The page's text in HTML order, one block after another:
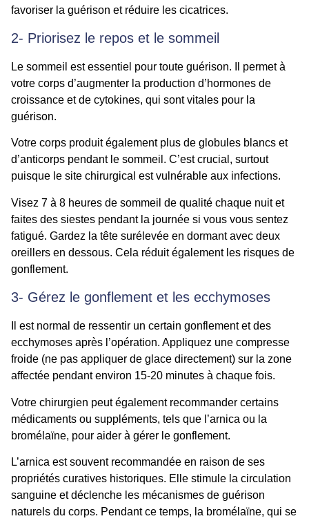
favoriser la guérison et réduire les cicatrices.
2- Priorisez le repos et le sommeil
Le sommeil est essentiel pour toute guérison. Il permet à
votre corps d’augmenter la production d’hormones de
croissance et de cytokines, qui sont vitales pour la
guérison.
Votre corps produit également plus de globules blancs et
d’anticorps pendant le sommeil. C’est crucial, surtout
puisque le site chirurgical est vulnérable aux infections.
Visez 7 à 8 heures de sommeil de qualité chaque nuit et
faites des siestes pendant la journée si vous vous sentez
fatigué. Gardez la tête surélevée en dormant avec deux
oreillers en dessous. Cela réduit également les risques de
gonflement.
3- Gérez le gonflement et les ecchymoses
Il est normal de ressentir un certain gonflement et des
ecchymoses après l’opération. Appliquez une compresse
froide (ne pas appliquer de glace directement) sur la zone
affectée pendant environ 15-20 minutes à chaque fois.
Votre chirurgien peut également recommander certains
médicaments ou suppléments, tels que l’arnica ou la
bromélaïne, pour aider à gérer le gonflement.
L’arnica est souvent recommandée en raison de ses
propriétés curatives historiques. Elle stimule la circulation
sanguine et déclenche les mécanismes de guérison
naturels du corps. Pendant ce temps, la bromélaïne, qui se